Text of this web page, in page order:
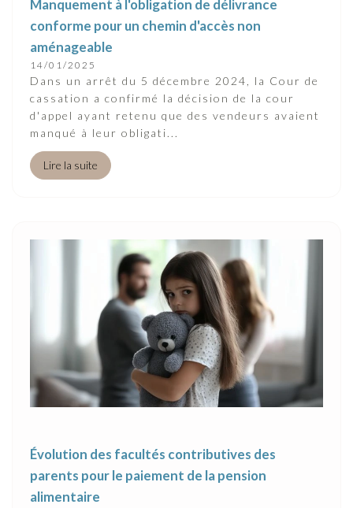
Manquement à l'obligation de délivrance
conforme pour un chemin d'accès non
aménageable
14/01/2025
Dans un arrêt du 5 décembre 2024, la Cour de
cassation a confirmé la décision de la cour
d'appel ayant retenu que des vendeurs avaient
manqué à leur obligati...
Lire la suite
Évolution des facultés contributives des
parents pour le paiement de la pension
alimentaire